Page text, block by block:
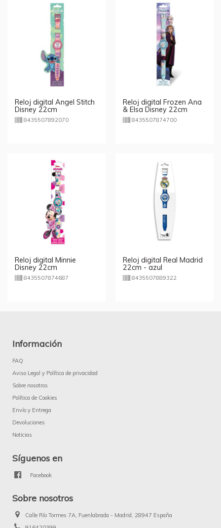
Reloj digital Angel Stitch
Disney 22cm
8435507892070
Reloj digital Frozen Ana
& Elsa Disney 22cm
8435507874700
Reloj digital Minnie
Disney 22cm
8435507874687
Reloj digital Real Madrid
22cm - azul
8435507889322
Información
FAQ
Aviso Legal y Política de privacidad
Sobre nosotros
Política de Cookies
Envío y Entrega
Devoluciones
Noticias
Síguenos en
Facebook
Sobre nosotros
Calle Río Tormes 7A, Fuenlabrada - Madrid, 28947 España